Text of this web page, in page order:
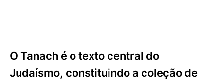
O Tanach é o texto central do
Judaísmo, constituindo a coleção de